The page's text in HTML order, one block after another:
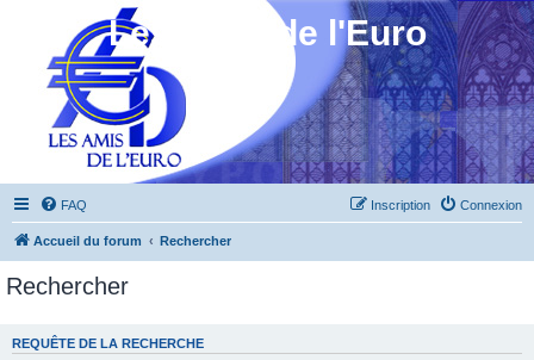
Les Amis de l'Euro
FAQ Connexion
Inscription
Accueil du forum Rechercher
Rechercher
REQUÊTE DE LA RECHERCHE